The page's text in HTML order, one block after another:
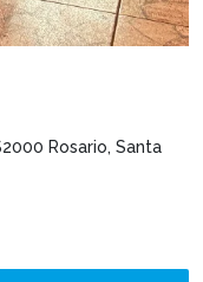
Rosario, Santa